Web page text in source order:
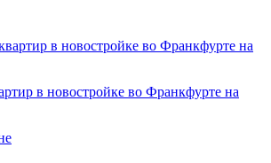
в новостройке во Франкфурте на